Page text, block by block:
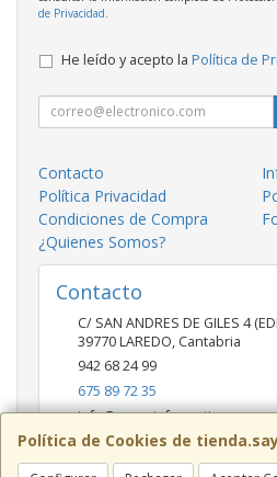
Política de Cookies de
de Privacidad
He leído y acepto la Política de
Contacto
Política Privacidad
Condiciones de Compra
¿Quienes Somos?
Contacto
C/ SAN ANDRES DE GILES 4
39770LAREDO, Cantabria
942 68 24 99
675 89 72 35
info@saygainformatica.com